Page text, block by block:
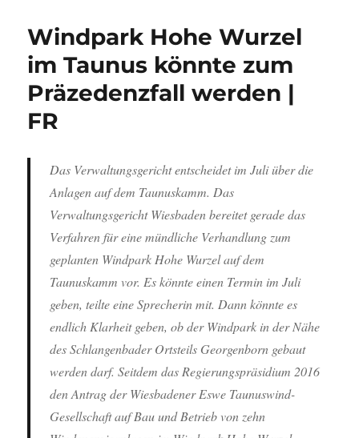
Windpark Hohe Wurzel
im Taunus könnte zum
Präzedenzfall werden |
FR
Das Verwaltungsgericht entscheidet im Juli über die
Anlagen auf dem Taunuskamm. Das
Verwaltungsgericht Wiesbaden bereitet gerade das
Verfahren für eine mündliche Verhandlung zum
geplanten Windpark Hohe Wurzel auf dem
Taunuskamm vor. Es könnte einen Termin im Juli
geben, teilte eine Sprecherin mit. Dann könnte es
endlich Klarheit geben, ob der Windpark in der Nähe
des Schlangenbader Ortsteils Georgenborn gebaut
werden darf. Seitdem das Regierungspräsidium 2016
den Antrag der Wiesbadener Eswe Taunuswind-
Gesellschaft auf Bau und Betrieb von zehn